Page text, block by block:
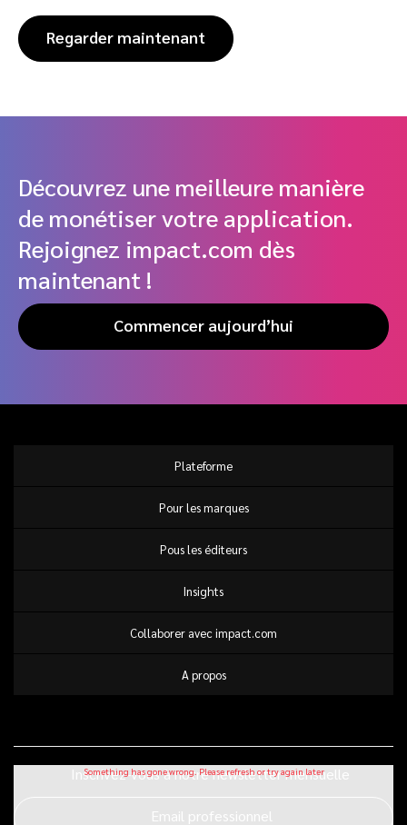
Regarder maintenant
Découvrez une meilleure manière
de monétiser votre application.
Rejoignez impact.com dès
maintenant !
Commencer aujourd’hui
Plateforme
Pour les marques
Pous les éditeurs
Insights
Collaborer avec impact.com
A propos
Inscrivez-vous à notre newsletter mensuelle
Email professionnel